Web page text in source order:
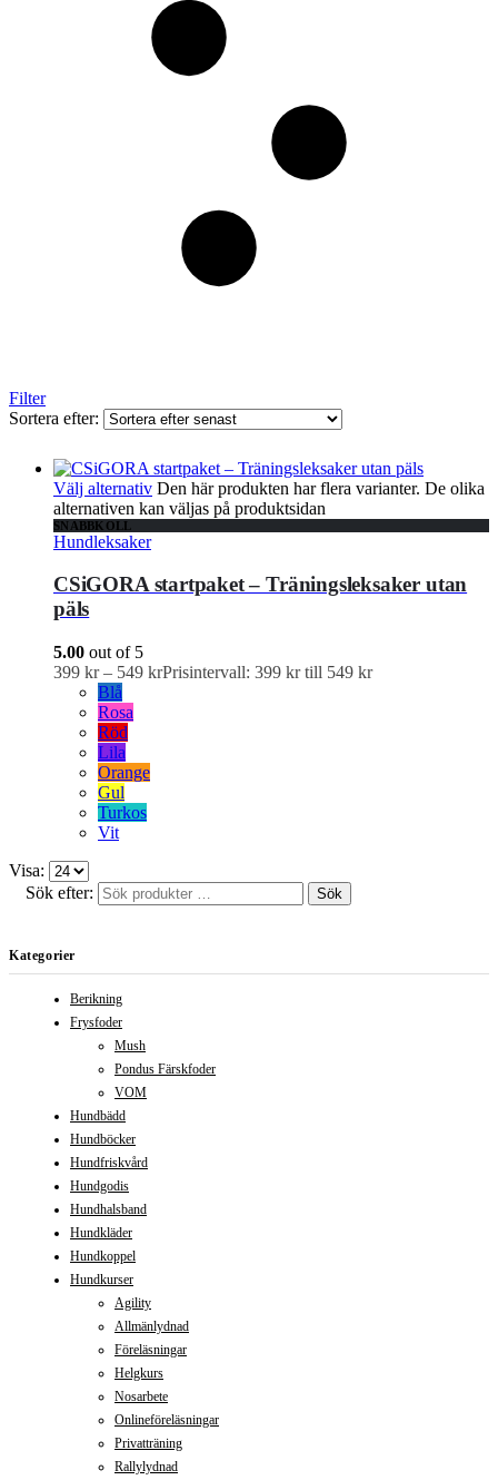
Filter
Sortera efter:
Välj alternativ Den här produkten har flera varianter. De olika
alternativen kan väljas på produktsidan
SNABBKOLL
Hundleksaker
CSiGORA startpaket – Träningsleksaker utan
päls
5.00 out of 5
399 kr – 549 krPrisintervall: 399 kr till 549 kr
Blå
Rosa
Röd
Lila
Orange
Gul
Turkos
Vit
Visa:
Sök efter:
Sök
Kategorier
Berikning
Frysfoder
Mush
Pondus Färskfoder
VOM
Hundbädd
Hundböcker
Hundfriskvård
Hundgodis
Hundhalsband
Hundkläder
Hundkoppel
Hundkurser
Agility
Allmänlydnad
Föreläsningar
Helgkurs
Nosarbete
Onlineföreläsningar
Privatträning
Rallylydnad